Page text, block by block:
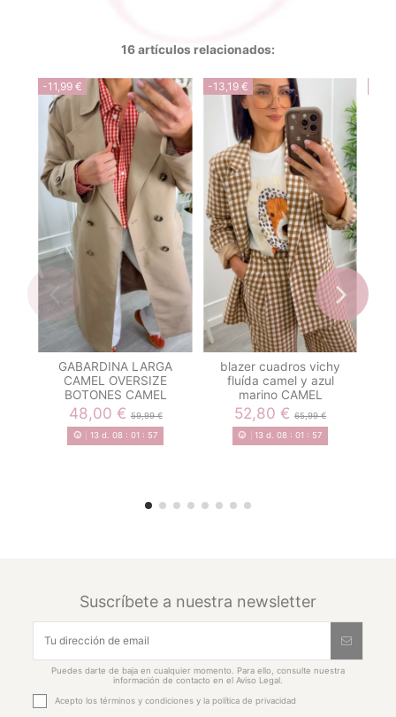
16 artículos relacionados:
-11,99 €
GABARDINA LARGA
CAMEL OVERSIZE
BOTONES CAMEL
48,00 €59,99 €
13d. 08 : 01 : 57
-13,19 €
blazer cuadros vichy
fluída camel y azul
marino CAMEL
52,80 €65,99 €
13 d. 08 :01 : 57
Suscríbete a nuestra newsletter
Puedes darte de baja en cualquier momento. Para ello, consulte nuestra
información de contacto en el Aviso Legal.
Acepto lostérminos y condiciones y lapolítica de privacidad